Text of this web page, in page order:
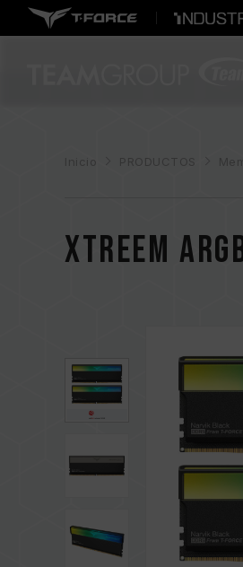
Inicio PRODUCTOS
XTREEM